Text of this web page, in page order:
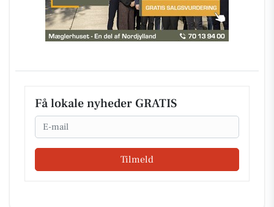
Få lokale nyheder GRATIS
Email
Tilmeld